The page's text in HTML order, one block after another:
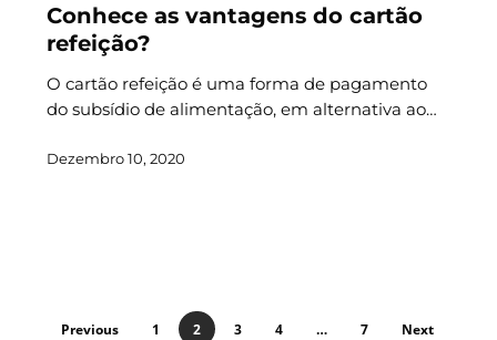
Conhece as vantagens do cartão
refeição?
O cartão refeição é uma forma de pagamento
do subsídio de alimentação, em alternativa ao…
Dezembro 10, 2020
Previous 1 2 3 4 … 7 Next